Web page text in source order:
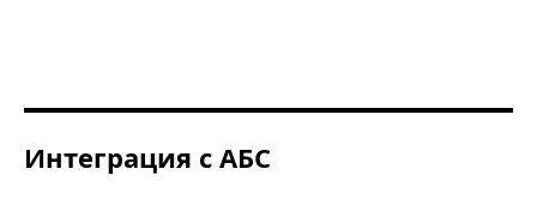
Интеграция с АБС